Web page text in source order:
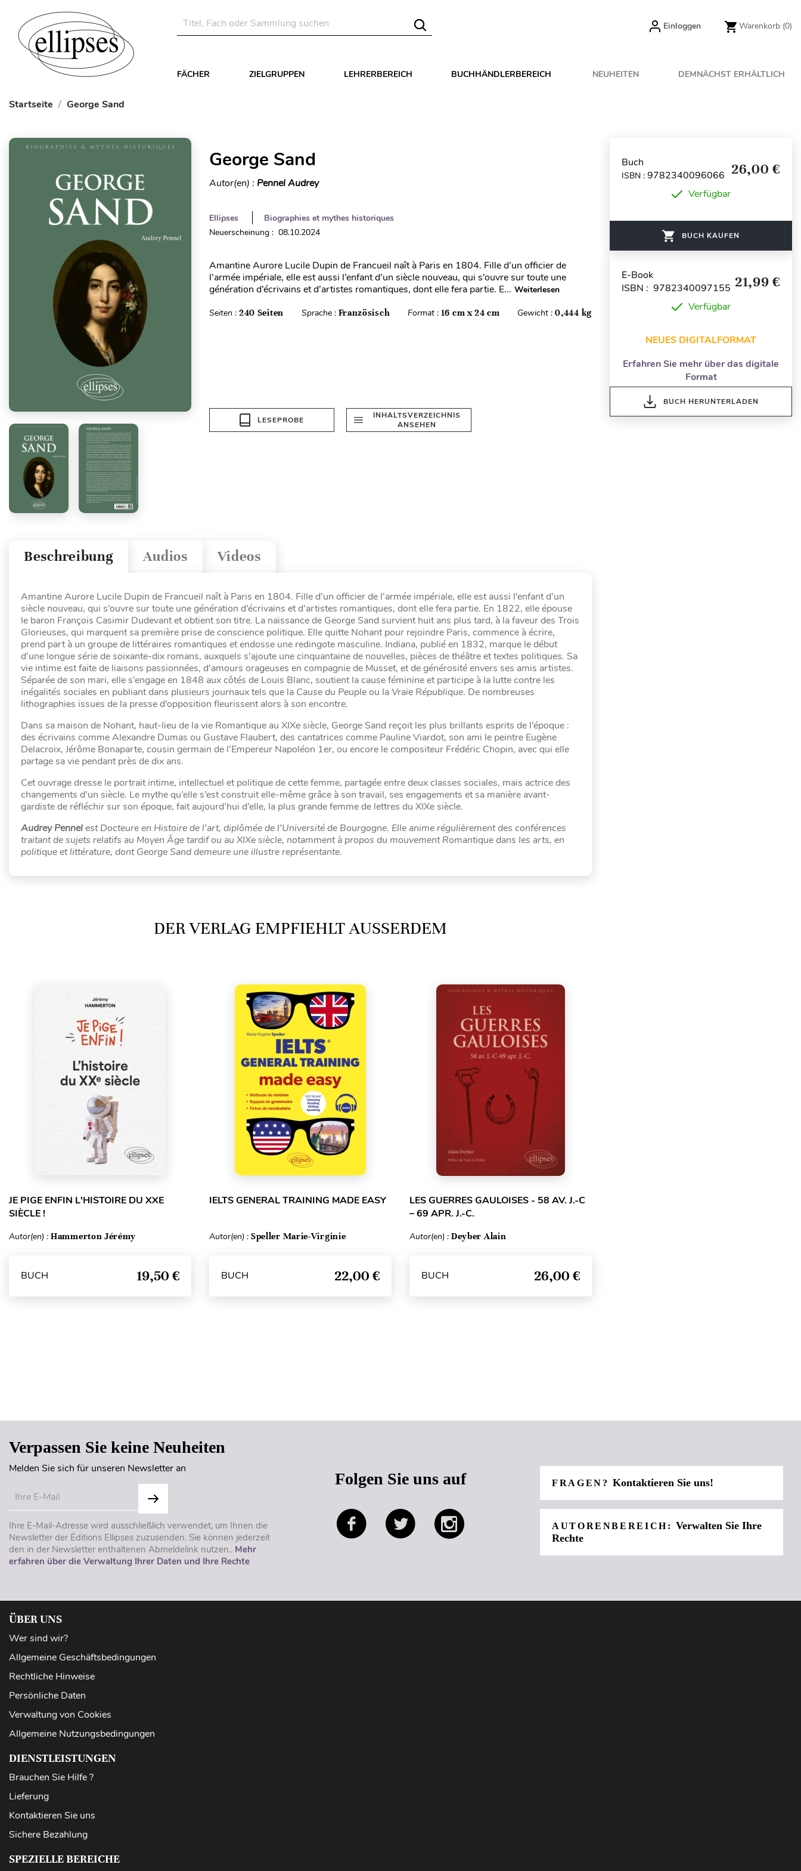
Einloggen Warenkorb (0)
FÄCHER ZIELGRUPPEN LEHRERBEREICH BUCHHÄNDLERBEREICH NEUHEITEN DEMNÄCHST ERHÄLTLICH
Startseite George Sand
George Sand
Autor(en) : Pennel Audrey
Ellipses
Biographies et mythes historiques
Neuerscheinung : 08.10.2024
Amantine Aurore Lucile Dupin de Francueil naît à Paris en 1804. Fille d’un officier de
l’armée impériale, elle est aussi l’enfant d’un siècle nouveau, qui s’ouvre sur toute une
génération d’écrivains et d’artistes romantiques, dont elle fera partie. E... Weiterlesen
Seiten : 240 Seiten Sprache : Französisch Format : 16 cm x 24 cm Gewicht :0,444 kg
LESEPROBE
INHALTSVERZEICHNIS
ANSEHEN
Videos
Audios
Beschreibung
Amantine Aurore Lucile Dupin de Francueil naît à Paris en 1804. Fille d’un officier de l’armée impériale, elle est aussi l’enfant d’un
siècle nouveau, qui s’ouvre sur toute une génération d’écrivains et d’artistes romantiques, dont elle fera partie. En 1822, elle épouse
le baron François Casimir Dudevant et obtient son titre. La naissance de George Sand survient huit ans plus tard, à la faveur des Trois
Glorieuses, qui marquent sa première prise de conscience politique. Elle quitte Nohant pour rejoindre Paris, commence à écrire,
prend part à un groupe de littéraires romantiques et endosse une redingote masculine. Indiana, publié en 1832, marque le début
d’une longue série de soixante-dix romans, auxquels s’ajoute une cinquantaine de nouvelles, pièces de théâtre et textes politiques. Sa
vie intime est faite de liaisons passionnées, d’amours orageuses en compagnie de Musset, et de générosité envers ses amis artistes.
Séparée de son mari, elle s’engage en 1848 aux côtés de Louis Blanc, soutient la cause féminine et participe à la lutte contre les
inégalités sociales en publiant dans plusieurs journaux tels que la Cause du Peupleou la Vraie République. De nombreuses
lithographies issues de la presse d’opposition fleurissent alors à son encontre.
Dans sa maison de Nohant, haut-lieu de la vie Romantique au XIXe siècle, George Sand reçoit les plus brillants esprits de l’époque :
des écrivains comme Alexandre Dumas ou Gustave Flaubert, des cantatrices comme Pauline Viardot, son ami le peintre Eugène
Delacroix, Jérôme Bonaparte, cousin germain de l’Empereur Napoléon 1er, ou encore le compositeur Frédéric Chopin, avec qui elle
partage sa vie pendant près de dix ans.
Cet ouvrage dresse le portrait intime, intellectuel et politique de cette femme, partagée entre deux classes sociales, mais actrice des
changements d’un siècle. Le mythe qu’elle s’est construit elle-même grâce à son travail, ses engagements et sa manière avant-
gardiste de réfléchir sur son époque, fait aujourd’hui d’elle, la plus grande femme de lettres du XIXe siècle.
Audrey Pennelest Docteure en Histoire de l’art, diplômée de l’Université de Bourgogne. Elle anime régulièrementdes conférences
traitant de sujets relatifs au Moyen Âge tardif ou au XIXe siècle, notamment à propos du mouvement Romantique dans les arts, en
politique et littérature, dont George Sand demeure une illustre représentante.
DER VERLAG EMPFIEHLT AUSSERDEM
JE PIGE ENFIN L'HISTOIRE DU XXE
SIÈCLE !
Autor(en) : Hammerton Jérémy
BUCH 19,50 €
IELTS GENERAL TRAINING MADE EASY
Autor(en) : Speller Marie-Virginie
BUCH 22,00 €
LES GUERRES GAULOISES - 58 AV. J.-C
– 69 APR. J.-C.
Autor(en) : Deyber Alain
BUCH 26,00 €
Buch
ISBN : 9782340096066 26,00 €
Verfügbar
BUCH KAUFEN
E-Book
ISBN : 9782340097155 21,99 €
Verfügbar
NEUES DIGITALFORMAT
Erfahren Sie mehr über das digitale
Format
BUCH HERUNTERLADEN
Verpassen Sie keine Neuheiten
Melden Sie sich für unseren Newsletter an
Ihre E-Mail-Adresse wird ausschließlich verwendet, um Ihnen die
Newsletter der Éditions Ellipses zuzusenden. Sie können jederzeit
den in der Newsletter enthaltenen Abmeldelink nutzen.. Mehr
erfahren über die Verwaltung Ihrer Daten und Ihre Rechte
Folgen Sie uns auf FRAGEN?Kontaktieren Sie uns!
AUTORENBEREICH:Verwalten Sie Ihre
Rechte
ÜBER UNS
Wer sind wir?
Allgemeine Geschäftsbedingungen
Rechtliche Hinweise
Persönliche Daten
Verwaltung von Cookies
Allgemeine Nutzungsbedingungen
DIENSTLEISTUNGEN
Brauchen Sie Hilfe ?
Lieferung
Kontaktieren Sie uns
Sichere Bezahlung
SPEZIELLE BEREICHE